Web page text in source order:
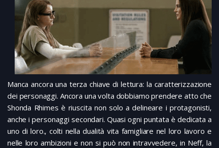
Manca ancora una terza chiave di lettura: la caratterizzazione
dei personaggi. Ancora una volta dobbiamo prendere atto che
Shonda Rhimes è riuscita non solo a delineare i protagonisti,
anche i personaggi secondari. Quasi ogni puntata è dedicata a
uno di loro., colti nella dualità vita famigliare nel loro lavoro e
nelle loro ambizioni e non si può non intravvedere, in Neff, la